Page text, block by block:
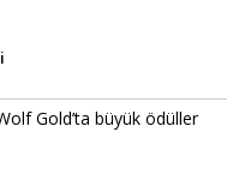
Gold’ta büyük ödüller